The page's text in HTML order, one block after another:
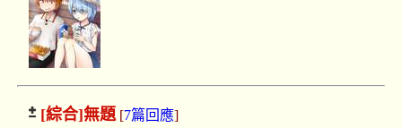
[綜合]無題[7篇回應]